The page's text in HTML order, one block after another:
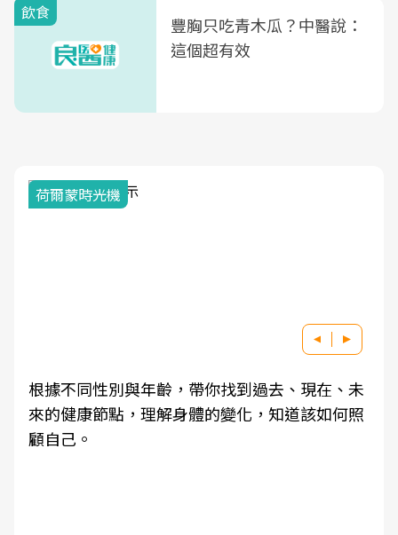
飲食
豐胸只吃青木瓜？中醫說：
這個超有效
荷爾蒙時光機
根據不同性別與年齡，帶你找到過去、現在、未
來的健康節點，理解身體的變化，知道該如何照
顧自己。